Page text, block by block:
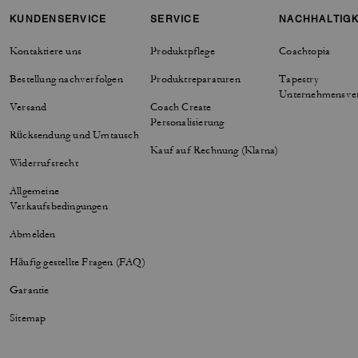
KUNDENSERVICE
Kontaktiere uns
Bestellung nachverfolgen
Versand
Rücksendung und Umtausch
Widerrufsrecht
Allgemeine
Verkaufsbedingungen
Abmelden
Häufig gestellte Fragen (FAQ)
Garantie
Sitemap
SERVICE
Produktpflege
Produktreparaturen
Coach Create
Personalisierung
Kauf auf Rechnung (Klarna)
Coachtopia
Tapestry